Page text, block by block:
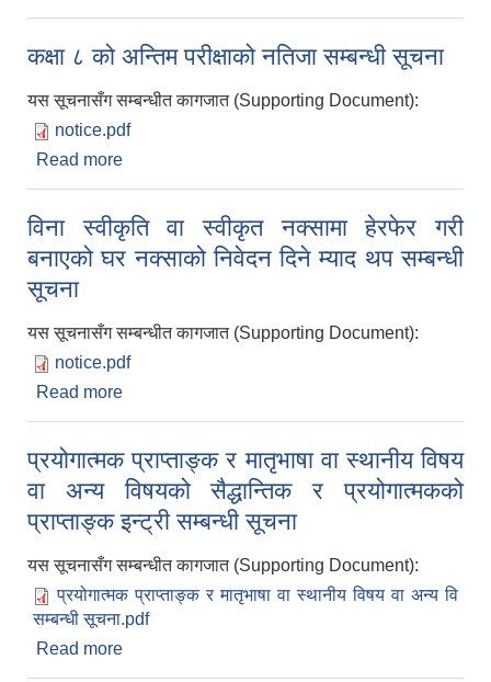
कक्षा ८ को अन्तिम परीक्षाको नतिजा सम्बन्धी सूचना
यस सूचनासँग सम्बन्धीत कागजात (Supporting Document):
notice.pdf
Read more
विना स्वीकृति वा स्वीकृत नक्सामा हेरफेर गरी
बनाएको घर नक्साको निवेदन दिने म्याद थप सम्बन्धी
सूचना
यस सूचनासँग सम्बन्धीत कागजात (Supporting Document):
notice.pdf
Read more
प्रयोगात्मक प्राप्ताङ्क र मातृभाषा वा स्थानीय विषय
वा अन्य विषयको सैद्धान्तिक र प्रयोगात्मकको
प्राप्ताङ्क इन्ट्री सम्बन्धी सूचना
यस सूचनासँग सम्बन्धीत कागजात (Supporting Document):
प्रयोगात्मक प्राप्ताङ्क र मातृभाषा वा स्थानीय विषय वा अन्य वि
सम्बन्धी सूचना.pdf
Read more